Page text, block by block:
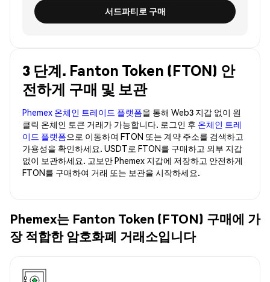
서드파티로 구매
3 단계. Fanton Token (FTON) 안
전하게 구매 및 보관
Phemex 온체인 트레이드 플랫폼을 통해 Web3 지갑 없이 원
클릭 온체인 토큰 거래가 가능합니다. 로그인 후 온체인 트레
이드 플랫폼으로 이동하여 FTON 또는 계약 주소를 검색하고
가용성을 확인하세요. USDT로 FTON를 구매하고 외부 지갑
없이 보관하세요. 고보안 Phemex 지갑에 저장하고 안전하게
FTON를 구매하여 거래 또는 보관을 시작하세요.
Phemex는 Fanton Token (FTON) 구매에 가
장 적합한 암호화폐 거래소입니다